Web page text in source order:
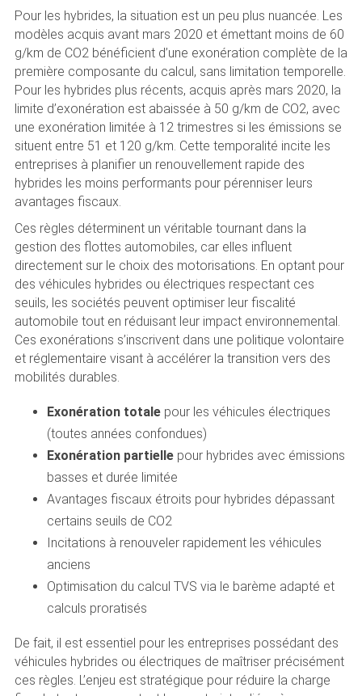
Pour les hybrides, la situation est un peu plus nuancée. Les
modèles acquis avant mars 2020 et émettant moins de 60
g/km de CO2 bénéficient d’une exonération complète de la
première composante du calcul, sans limitation temporelle.
Pour les hybrides plus récents, acquis après mars 2020, la
limite d’exonération est abaissée à 50 g/km de CO2, avec
une exonération limitée à 12 trimestres si les émissions se
situent entre 51 et 120 g/km. Cette temporalité incite les
entreprises à planifier un renouvellement rapide des
hybrides les moins performants pour pérenniser leurs
avantages fiscaux.
Ces règles déterminent un véritable tournant dans la
gestion des flottes automobiles, car elles influent
directement sur le choix des motorisations. En optant pour
des véhicules hybrides ou électriques respectant ces
seuils, les sociétés peuvent optimiser leur fiscalité
automobile tout en réduisant leur impact environnemental.
Ces exonérations s’inscrivent dans une politique volontaire
et réglementaire visant à accélérer la transition vers des
mobilités durables.
Exonération totalepour les véhicules électriques
(toutes années confondues)
Exonération partiellepour hybrides avec émissions
basses et durée limitée
Avantages fiscaux étroits pour hybrides dépassant
certains seuils de CO2
Incitations à renouveler rapidement les véhicules
anciens
Optimisation du calcul TVS via le barème adapté et
calculs proratisés
De fait, il est essentiel pour les entreprises possédant des
véhicules hybrides ou électriques de maîtriser précisément
ces règles. L’enjeu est stratégique pour réduire la charge